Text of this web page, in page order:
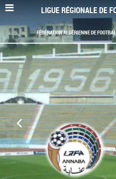
LIGUE RÉGIONALE DE